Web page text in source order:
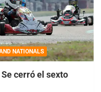
NATIONALS
Se cerró el sexto